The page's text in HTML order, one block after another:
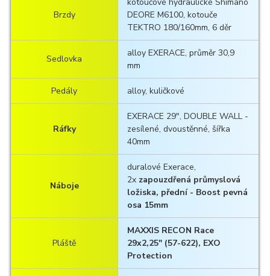
Brzdy
DEORE M6100, kotouče
TEKTRO 180/160mm, 6 děr
Sedlovka
alloy EXERACE, průměr 30,9
mm
Pedály alloy, kuličkové
Ráfky
EXERACE 29", DOUBLE WALL -
zesílené, dvoustěnné, šířka
40mm
Náboje
duralové Exerace,
2x zapouzdřená průmyslová
ložiska, přední - Boost pevná
osa 15mm
Pláště
MAXXIS RECON Race
29x2,25" (57-622), EXO
Protection